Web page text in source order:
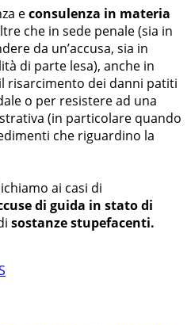
econsulenza in materia
che in sede penale (sia in
da un’accusa, sia in
di parte lesa), anche in
risarcimento dei danni patiti
o per resistere ad una
(in particolare quando
che riguardino la
ai casi di
di guida in stato di
sostanze stupefacenti.